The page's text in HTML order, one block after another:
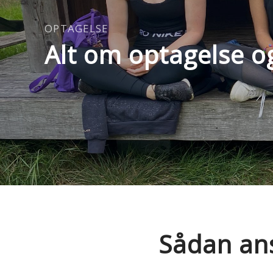
OPTAGELSE
Alt om optagelse
Sådan